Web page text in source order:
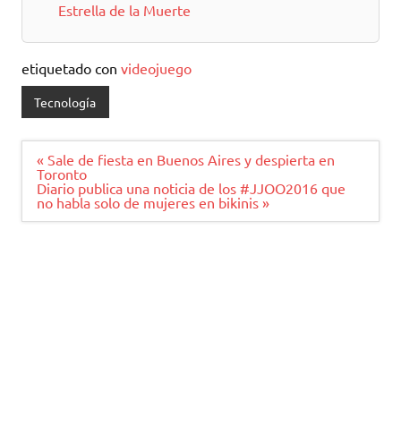
Estrella de la Muerte
etiquetado con videojuego
Tecnología
Navegación
de
entradas
« Sale de fiesta en Buenos Aires y despierta en
Toronto
Diario publica una noticia de los #JJOO2016 que
no habla solo de mujeres en bikinis »